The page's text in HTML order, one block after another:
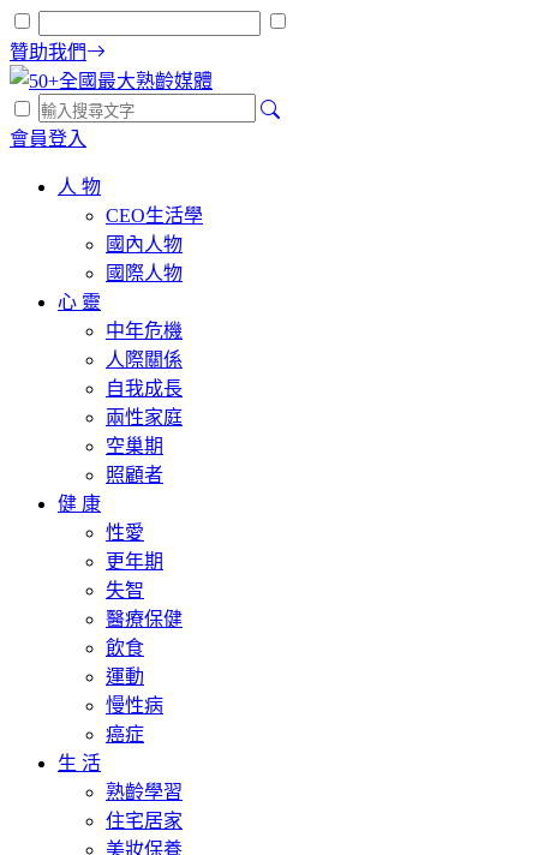
贊助我們
會員登入
人 物
CEO生活學
國內人物
國際人物
心 靈
中年危機
人際關係
自我成長
兩性家庭
空巢期
照顧者
健 康
性愛
更年期
失智
醫療保健
飲食
運動
慢性病
癌症
生 活
熟齡學習
住宅居家
美妝保養